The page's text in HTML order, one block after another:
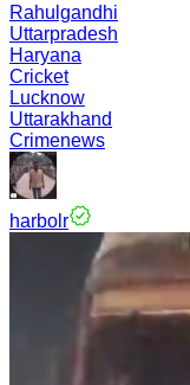
Rahulgandhi
Uttarpradesh
Haryana
Cricket
Lucknow
Uttarakhand
Crimenews
harbolr